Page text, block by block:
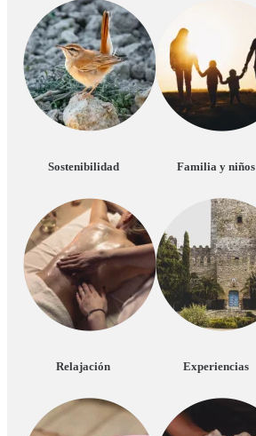
Sostenibilidad Familia y niños
Relajación Experiencias